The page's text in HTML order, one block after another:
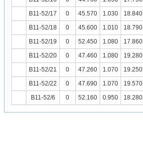
B11-52/17
0 45.570 1.030 18.840
B11-52/18
0 45.600 1.010 18.790
B11-52/19
0 52.450 1.080 17.860
B11-52/20
0 47.460 1.080 19.280
B11-52/21
0 47.260 1.070 19.250
B11-52/22
0 47.690 1.070 19.570
B11-52/6
0 52.160 0.950 18.280